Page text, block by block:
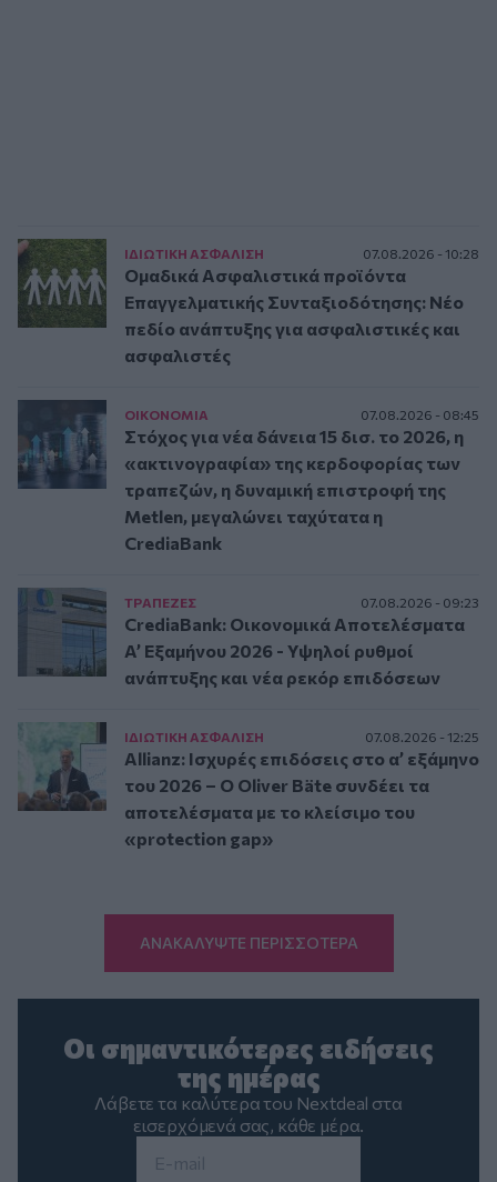
ΙΔΙΩΤΙΚΗ ΑΣΦAΛΙΣΗ 07.08.2026 - 10:28
Ομαδικά Ασφαλιστικά προϊόντα
Επαγγελματικής Συνταξιοδότησης: Νέο
πεδίο ανάπτυξης για ασφαλιστικές και
ασφαλιστές
ΟΙΚΟΝΟΜΙΑ 07.08.2026 - 08:45
Στόχος για νέα δάνεια 15 δισ. το 2026, η
«ακτινογραφία» της κερδοφορίας των
τραπεζών, η δυναμική επιστροφή της
Metlen, μεγαλώνει ταχύτατα η
CrediaBank
ΤΡAΠΕΖΕΣ 07.08.2026 - 09:23
CrediaBank: Οικονομικά Αποτελέσματα
A’ Εξαμήνου 2026 - Υψηλοί ρυθμοί
ανάπτυξης και νέα ρεκόρ επιδόσεων
ΙΔΙΩΤΙΚΗ ΑΣΦAΛΙΣΗ 07.08.2026 - 12:25
Allianz: Ισχυρές επιδόσεις στο α’ εξάμηνο
του 2026 – Ο Oliver Bäte συνδέει τα
αποτελέσματα με το κλείσιμο του
«protection gap»
ΑΝΑΚΑΛΥΨΤΕ ΠΕΡΙΣΣΟΤΕΡΑ
Οι σημαντικότερες ειδήσεις
της ημέρας
Λάβετε τα καλύτερα του Nextdeal στα
εισερχόμενά σας, κάθε μέρα.